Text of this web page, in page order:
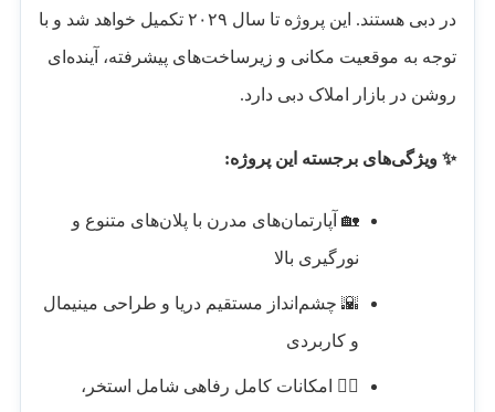
در دبی هستند. این پروژه تا سال ۲۰۲۹ تکمیل خواهد شد و با
توجه به موقعیت مکانی و زیرساخت‌های پیشرفته، آینده‌ای
روشن در بازار املاک دبی دارد.
✨ ویژگی‌های برجسته این پروژه:
🏡 آپارتمان‌های مدرن با پلان‌های متنوع و
نورگیری بالا
🌇 چشم‌انداز مستقیم دریا و طراحی مینیمال
و کاربردی
🏊‍♂️ امکانات کامل رفاهی شامل استخر،